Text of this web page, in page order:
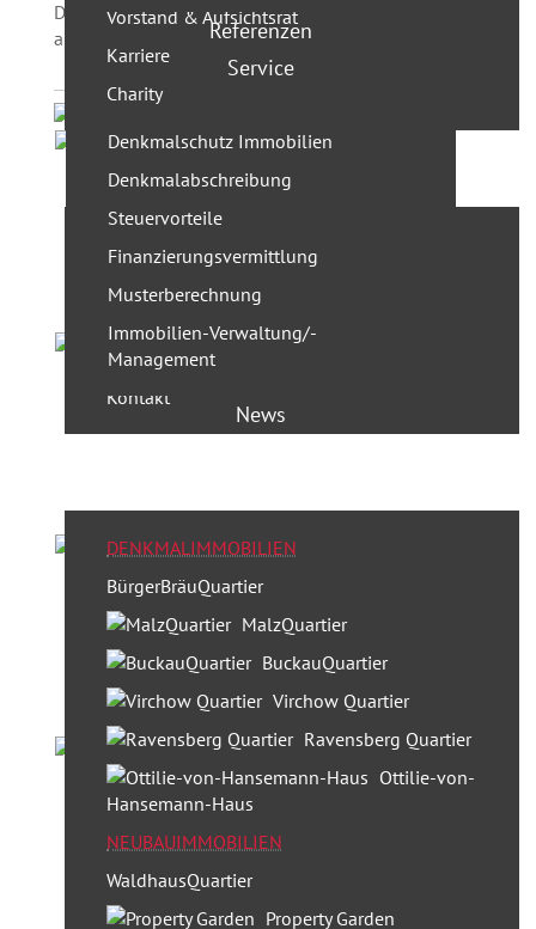
Vorstand & Aufsichtsrat
Karriere
Charity
Leistungen
Team
Geschäftsführer
Projekte
Kontakt
DENKMALIMMOBILIEN
BürgerBräuQuartier
MalzQuartier
BuckauQuartier
Virchow Quartier
Ravensberg Quartier
Ottilie-von-
Hansemann-Haus
NEUBAUIMMOBILIEN
WaldhausQuartier
Property Garden
Referenzen
Service
Denkmalschutz Immobilien
Denkmalabschreibung
Steuervorteile
Finanzierungsvermittlung
Musterberechnung
Immobilien-Verwaltung/-
Management
News
Denkmalensemble. Die Bötzowstraße 9 wurde sehr
aufwendig instand gesetzt.